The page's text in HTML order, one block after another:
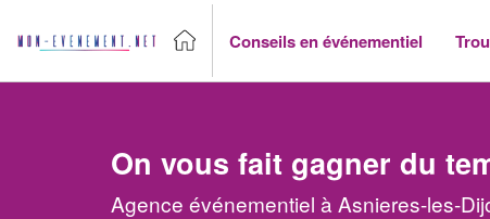
Conseils en événementiel
On vous fait gagner du
Agence événementiel à Asnieres-les-